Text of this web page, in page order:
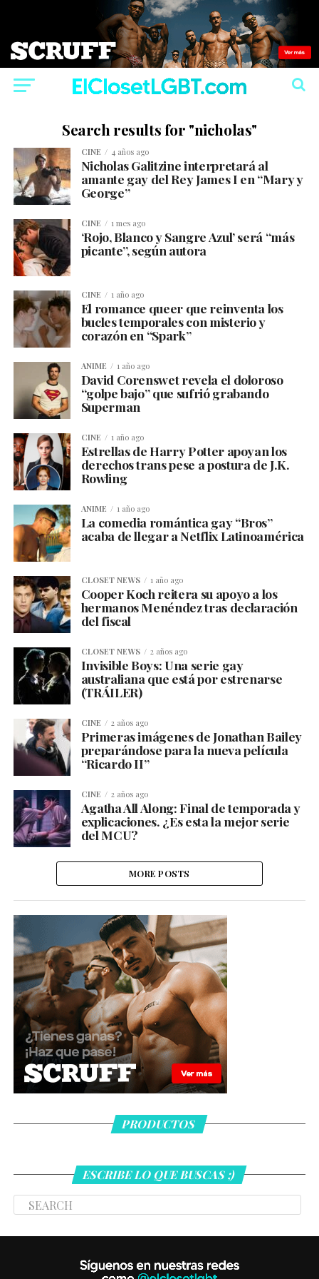
Search results for "nicholas"
CINE 4 años ago
Nicholas Galitzine interpretará al
amante gay del Rey James I en “Mary y
George”
CINE 1 mes ago
‘Rojo, Blanco y Sangre Azul’ será “más
picante”, según autora
CINE 1 año ago
El romance queer que reinventa los
bucles temporales con misterio y
corazón en “Spark”
ANIME 1 año ago
David Corenswet revela el doloroso
“golpe bajo” que sufrió grabando
Superman
CINE 1 año ago
Estrellas de Harry Potter apoyan los
derechos trans pese a postura de J.K.
Rowling
ANIME 1 año ago
La comedia romántica gay “Bros”
acaba de llegar a Netflix Latinoamérica
CLOSET NEWS 1 año ago
Cooper Koch reitera su apoyo a los
hermanos Menéndez tras declaración
del fiscal
CLOSET NEWS 2 años ago
Invisible Boys: Una serie gay
australiana que está por estrenarse
(TRÁILER)
CINE 2 años ago
Primeras imágenes de Jonathan Bailey
preparándose para la nueva película
“Ricardo II”
CINE 2 años ago
Agatha All Along: Final de temporada y
explicaciones. ¿Es esta la mejor serie
del MCU?
MORE POSTS
PRODUCTOS
ESCRIBE LO QUE BUSCAS ;)